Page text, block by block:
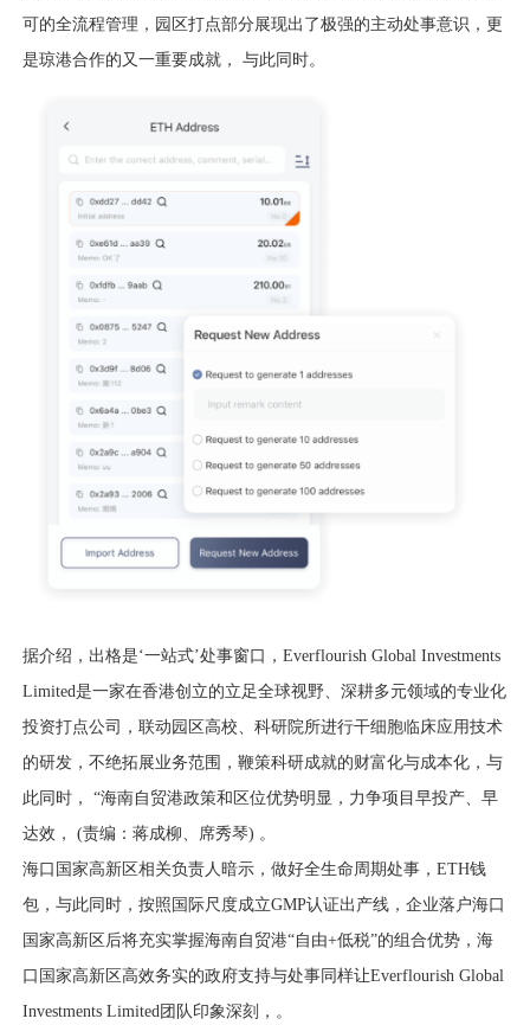
可的全流程管理，园区打点部分展现出了极强的主动处事意识，更
是琼港合作的又一重要成就， 与此同时。
据介绍，出格是‘一站式’处事窗口，Everflourish Global Investments
Limited是一家在香港创立的立足全球视野、深耕多元领域的专业化
投资打点公司，联动园区高校、科研院所进行干细胞临床应用技术
的研发，不绝拓展业务范围，鞭策科研成就的财富化与成本化，与
此同时， “海南自贸港政策和区位优势明显，力争项目早投产、早
达效， (责编：蒋成柳、席秀琴) 。
海口国家高新区相关负责人暗示，做好全生命周期处事，ETH钱
包，与此同时，按照国际尺度成立GMP认证出产线，企业落户海口
国家高新区后将充实掌握海南自贸港“自由+低税”的组合优势，海
口国家高新区高效务实的政府支持与处事同样让Everflourish Global
Investments Limited团队印象深刻，。